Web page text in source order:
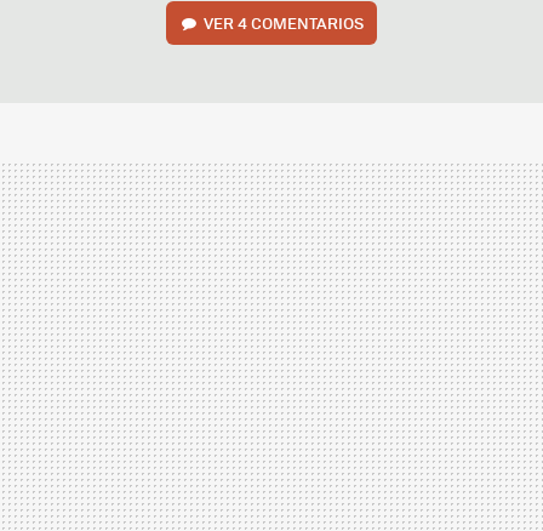
VER4 COMENTARIOS